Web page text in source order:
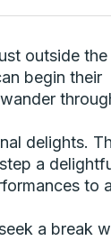
outside the
begin their
delights.
a
to
a break